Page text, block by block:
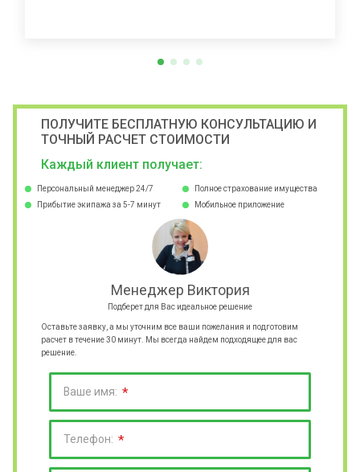
ПОЛУЧИТЕ БЕСПЛАТНУЮ КОНСУЛЬТАЦИЮ И
ТОЧНЫЙ РАСЧЕТ СТОИМОСТИ
Каждый клиент получает:
Персональный менеджер 24/7
Полное страхование имущества
Прибытие экипажа за 5-7 минут
Мобильное приложение
Менеджер Виктория
Подберет для Вас идеальное решение
Оставьте заявку, а мы уточним все ваши пожелания и подготовим
расчет в течение 30 минут. Мы всегда найдем подходящее для вас
решение.
Ваше имя: *
Телефон: *